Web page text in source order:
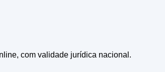
com validade jurídica nacional.